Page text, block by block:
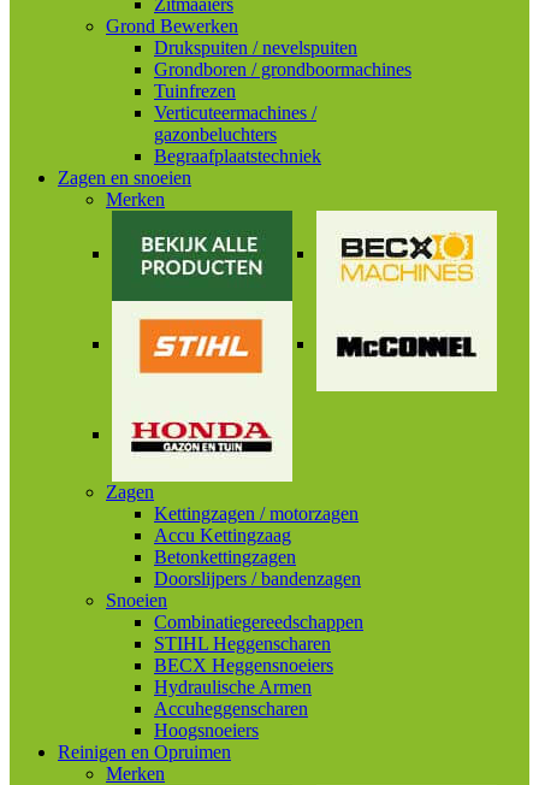
Zitmaaiers
Grond Bewerken
Drukspuiten / nevelspuiten
Grondboren / grondboormachines
Tuinfrezen
Verticuteermachines /
gazonbeluchters
Begraafplaatstechniek
Zagen en snoeien
Merken
Zagen
Kettingzagen / motorzagen
Accu Kettingzaag
Betonkettingzagen
Doorslijpers / bandenzagen
Snoeien
Combinatiegereedschappen
STIHL Heggenscharen
BECX Heggensnoeiers
Hydraulische Armen
Accuheggenscharen
Hoogsnoeiers
Reinigen en Opruimen
Merken